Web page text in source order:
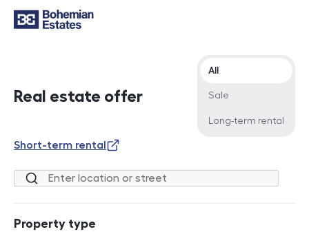
Real estate offer
Offer type
All
Sale
Long-term rental
Short-term rental
Location or street
Property type